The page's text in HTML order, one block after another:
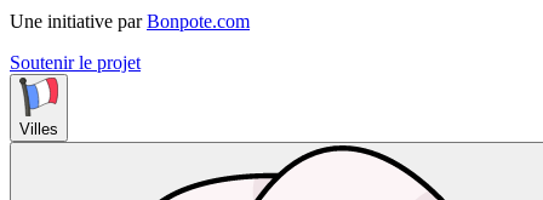
Une initiative par Bonpote.com
Soutenir le projet
Villes